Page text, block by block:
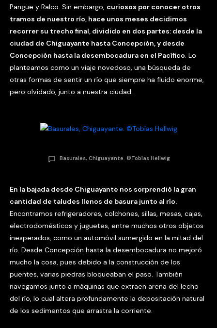
Pangue y Ralco. Sin embargo, curiosos por conocer otros
tramos de nuestro río, hace unos meses decidimos
recorrer su trecho final, dividido en dos partes: desde la
ciudad de Chiguayante hasta Concepción, y desde
Concepción hasta la desembocadura en el Pacífico. Lo
planteamos como un viaje novedoso, una búsqueda de
otras formas de sentir un río que siempre ha fluido enorme,
pero olvidado, junto a nuestra ciudad.
Basurales, Chiguayante. ©Tobías Hellwig
En la bajada desde Chiguayante nos sorprendió la gran
cantidad de taludes llenos de basura junto al río.
Encontramos refrigeradores, colchones, sillas, mesas, cajas,
electrodomésticos y juguetes, entre muchos otros objetos
inesperados, como un automóvil sumergido en la mitad del
río. Desde Concepción hasta la desembocadura no mejoró
mucho la cosa, pues debido a la construcción de los
puentes, varias piedras bloqueaban el paso. También
navegamos junto a máquinas que extraen arena del lecho
del río, lo cual altera profundamente la depositación natural
de los sedimentos que arrastra la corriente.